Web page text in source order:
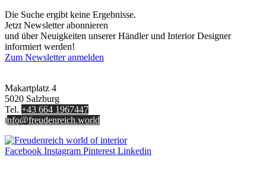
Die Suche ergibt keine Ergebnisse.
Jetzt Newsletter abonnieren
und über Neuigkeiten unserer Händler und Interior Designer
informiert werden!
Zum Newsletter anmelden
Makartplatz 4
5020 Salzburg
Tel. +43 664 1967447
info@freudenreich.world
Facebook Instagram Pinterest Linkedin